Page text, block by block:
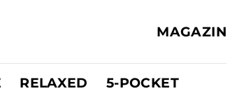
MAGAZIN
RELAXED 5-POCKET